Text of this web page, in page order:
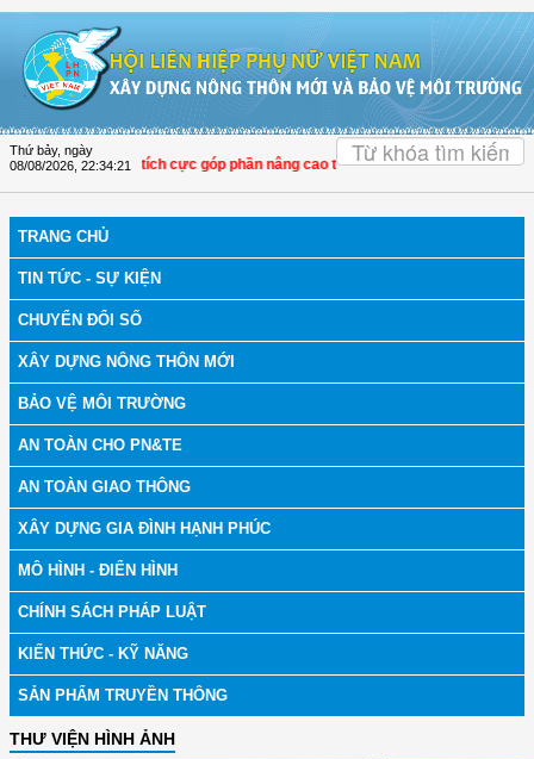
Thứ bảy, ngày
08/08/2026 22:34:21
LHPN Thọ Xuân tích cực góp phần nâng cao tỷ lệ người dân tham gia bảo
TRANG CHỦ
TIN TỨC - SỰ KIỆN
CHUYỂN ĐỔI SỐ
XÂY DỰNG NÔNG THÔN MỚI
BẢO VỆ MÔI TRƯỜNG
AN TOÀN CHO PN&TE
AN TOÀN GIAO THÔNG
XÂY DỰNG GIA ĐÌNH HẠNH PHÚC
MÔ HÌNH - ĐIỂN HÌNH
CHÍNH SÁCH PHÁP LUẬT
KIẾN THỨC - KỸ NĂNG
SẢN PHẨM TRUYỀN THÔNG
THƯ VIỆN HÌNH ẢNH
OK